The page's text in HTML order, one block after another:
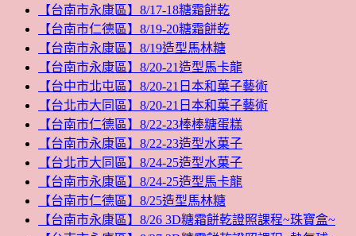
【台南市永康區】8/17-18糖霜餅乾
【台南市仁德區】8/19-20糖霜餅乾
【台南市永康區】8/19造型馬林糖
【台南市永康區】8/20-21造型馬卡龍
【台中市北屯區】8/20-21日本和菓子藝術
【台北市大同區】8/20-21日本和菓子藝術
【台南市仁德區】8/22-23棒棒糖蛋糕
【台南市永康區】8/22-23造型水菓子
【台北市大同區】8/24-25造型水菓子
【台南市永康區】8/24-25造型馬卡龍
【台南市仁德區】8/25造型馬林糖
【台南市永康區】8/26 3D糖霜餅乾證照課程~珠寶盒~